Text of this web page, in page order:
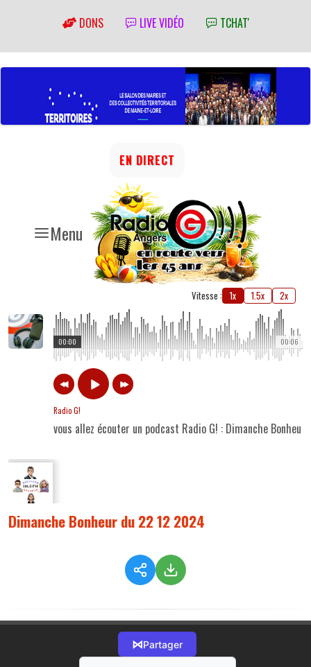
DONS LIVE VIDÉO TCHAT'
Menu
EN DIRECT
Vitesse : 1x 1.5x 2x
00:06
00:00
Radio G!
vous allez écouter un podcast Radio G! : Dimanche
Dimanche Bonheur du 22 12 2024
⋈Partager